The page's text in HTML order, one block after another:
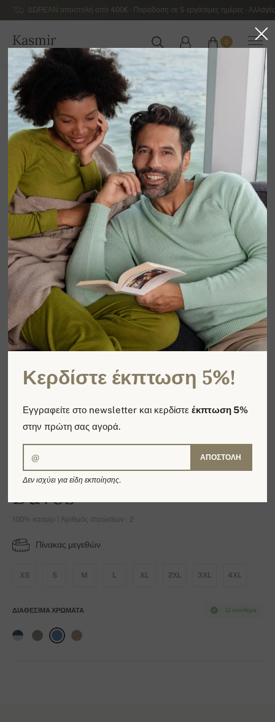
ΔΩΡΕΑΝ αποστολή από 400€ - Παράδοση σε 5 εργάσιμες ημέρες -
Kasmir
ΕΛΛΆΔΑ
0
Αρχική
Αντρικά κασμιρένια πουλόβερ πολυτελείας
Ανδρικά κασμιρένια πουλόβερ με V λαιμόκοψη
Davos
100% κασμίρ | Αριθμός στρώσεων : 2
Πίνακας μεγεθών
XS S M L XL 2XL 3XL 4XL
Σε απόθεμα
ΔΙΑΘΈΣΙΜΑ ΧΡΏΜΑΤΑ
Κερδίστε έκπτωση 5%!
Εγγραφείτε στο newsletter και κερδίστεέκπτωση 5%
στην πρώτη σας αγορά.
ΑΠΟΣΤΟΛΉ
Δεν ισχύει για είδη εκποίησης.